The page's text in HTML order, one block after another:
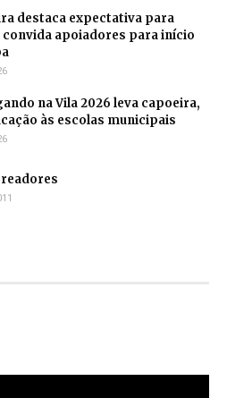
destaca expectativa para
convida apoiadores para início
na Vila 2026 leva capoeira,
às escolas municipais